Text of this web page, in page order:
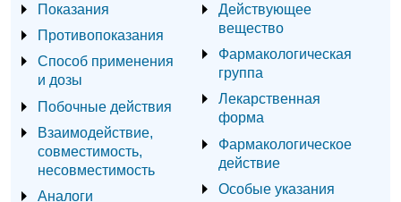
Показания
Противопоказания
Способ применения
и дозы
Побочные действия
Взаимодействие,
совместимость,
несовместимость
Аналоги
Действующее
вещество
Фармакологическая
группа
Лекарственная
форма
Фармакологическое
действие
Особые указания